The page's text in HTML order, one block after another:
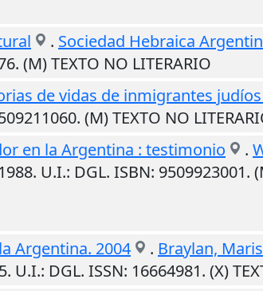
. Sociedad Hebraica
(M) TEXTO NO LITERARIO
de vidas de inmigrantes
(M) TEXTO NO
en la Argentina : testimonio
.
1988. U.I.: DGL. ISBN: 9509923001.
Argentina. 2004 . Braylan,
. U.I.: DGL. ISSN: 16664981. (X)